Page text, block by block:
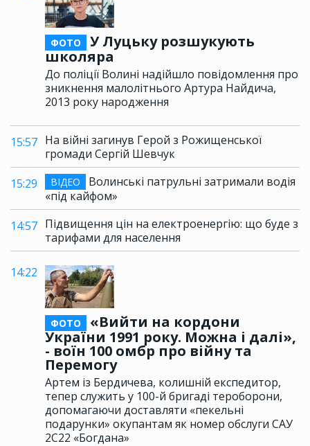
ФОТО
У Луцьку розшукують
школяра
До поліції Волині надійшло повідомлення про
зникнення малолітнього Артура Найдича,
2013 року народження
15:57 На війні загинув Герой з Рожищенської
громади Сергій Шевчук
15:29
ВІДЕО
Волинські патрульні затримали водія
«під кайфом»
14:57 Підвищення цін на електроенергію: що буде з
тарифами для населення
14:22
ФОТО
«Вийти на кордони
України 1991 року. Можна і далі»,
- воїн 100 омбр про війну та
Перемогу
Артем із Бердичева, колишній експедитор,
тепер служить у 100-й бригаді тероборони,
допомагаючи доставляти «пекельні
подарунки» окупантам як номер обслуги САУ
2С22 «Богдана»